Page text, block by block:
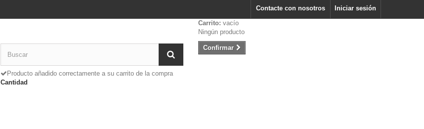
Iniciar sesión
Contacte con nosotros
Carrito: vacío
Ningún producto
Confirmar
Producto añadido correctamente a su carrito de la compra
Cantidad